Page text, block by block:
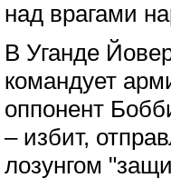
над врагами
В Уганде
командует
оппонент
– избит,
лозунгом